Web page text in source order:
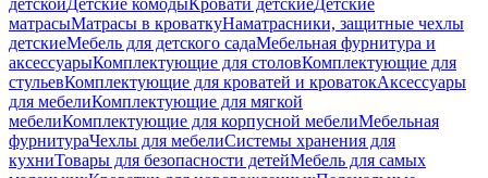
детскойДетские комодыКровати детскиеДетские
матрасыМатрасы в кроваткуНаматрасники, защитные чехлы
детскиеМебель для детского садаМебельная фурнитура и
аксессуарыКомплектующие для столовКомплектующие для
стульевКомплектующие для кроватей и кроватокАксессуары
для мебелиКомплектующие для мягкой
мебелиКомплектующие для корпусной мебелиМебельная
фурнитураЧехлы для мебелиСистемы хранения для
кухниТовары для безопасности детейМебель для самых